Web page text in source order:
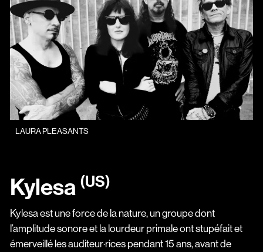
LAURA PLEASANTS
Kylesa (US)
Kylesa est une force de la nature, un groupe dont
l’amplitude sonore et la lourdeur primale ont stupéfait et
émerveillé les auditeur·rices pendant 15 ans, avant de